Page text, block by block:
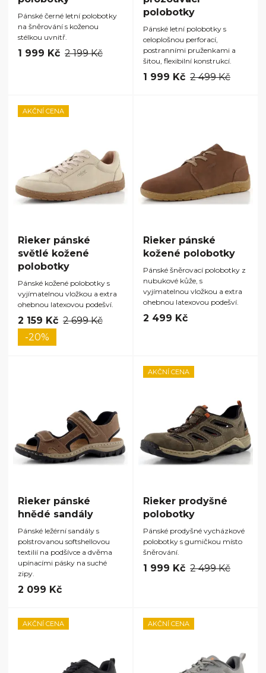
Pánské černé letní polobotky
na šněrování s koženou
stélkou uvnitř.
1 999 Kč 2 199 Kč
polobotky
Pánské letní polobotky s
celoplošnou perforací,
postranními pruženkami a
šitou, flexibilní konstrukcí.
1 999 Kč 2 499 Kč
AKČNÍ CENA
Rieker pánské
světlé kožené
polobotky
Pánské kožené polobotky s
vyjímatelnou vložkou a extra
ohebnou latexovou podešví.
2 159 Kč 2 699 Kč
-20%
Rieker pánské
kožené polobotky
Pánské šněrovací polobotky z
nubukové kůže, s
vyjímatelnou vložkou a extra
ohebnou latexovou podešví.
2 499 Kč
Rieker pánské
hnědé sandály
Pánské ležérní sandály s
polstrovanou softshellovou
textilií na podšívce a dvěma
upínacími pásky na suché
zipy.
2 099 Kč
AKČNÍ CENA
Rieker prodyšné
polobotky
Pánské prodyšné vycházkové
polobotky s gumičkou místo
šněrování.
1 999 Kč 2 499 Kč
AKČNÍ CENA AKČNÍ CENA